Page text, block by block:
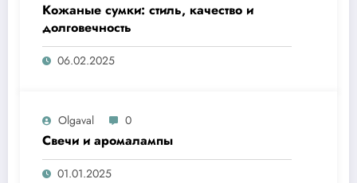
Кожаные сумки: стиль, качество и
долговечность
06.02.2025
Olgaval 0
Свечи и аромалампы
01.01.2025